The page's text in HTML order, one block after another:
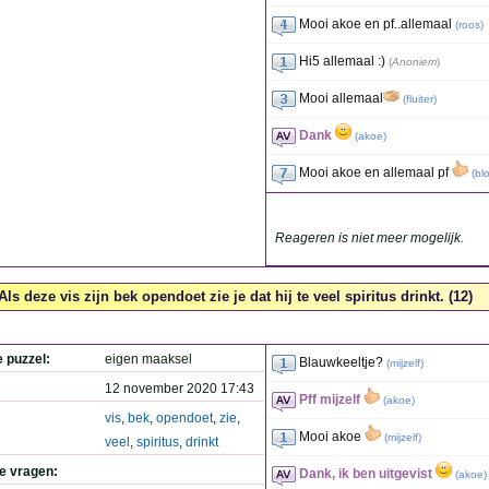
Mooi akoe en pf..allemaal (roos)
Hi5 allemaal :) (Anoniem)
Mooi allemaal (fluiter)
Dank (akoe)
Mooi akoe en allemaal pf (
Reageren is niet meer mogelijk.
deze vis zijn bek opendoet zie je dat hij te veel spiritus drinkt. (12)
puzzel:
eigen maaksel
12 november 2020 17:43
vis, bek, opendoet, zie,
veel , spiritus, drinkt
vragen:
Blauwkeeltje? (mijzelf)
Pff mijzelf (akoe)
Mooi akoe (mijzelf)
Dank, ik ben uitgevist (akoe)